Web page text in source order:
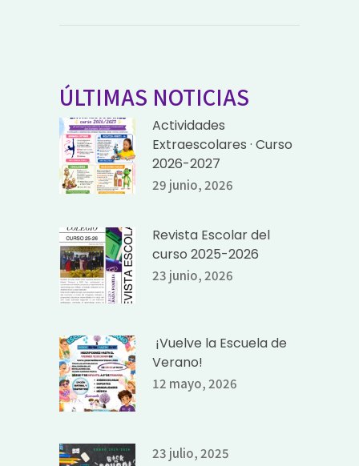
ÚLTIMAS NOTICIAS
Actividades
Extraescolares · Curso
2026-2027
29 junio, 2026
Revista Escolar del
curso 2025-2026
23 junio, 2026
¡Vuelve la Escuela de
Verano!
12 mayo, 2026
23 julio, 2025